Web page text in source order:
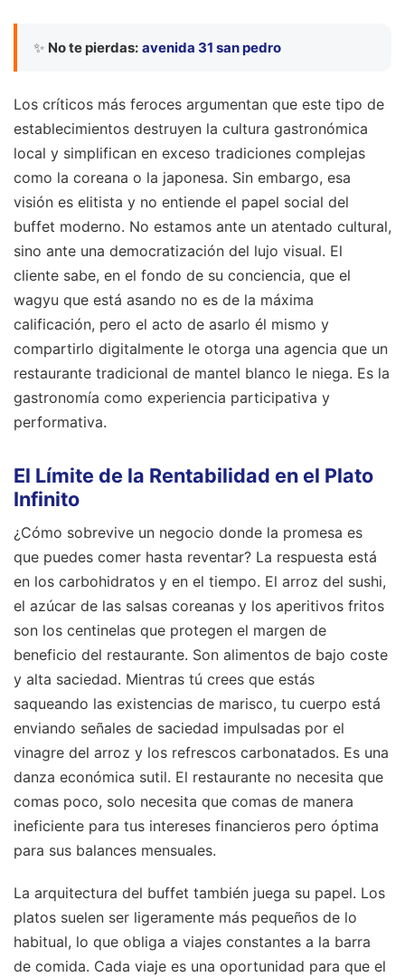
✨ No te pierdas: avenida 31 san pedro
Los críticos más feroces argumentan que este tipo de
establecimientos destruyen la cultura gastronómica
local y simplifican en exceso tradiciones complejas
como la coreana o la japonesa. Sin embargo, esa
visión es elitista y no entiende el papel social del
buffet moderno. No estamos ante un atentado cultural,
sino ante una democratización del lujo visual. El
cliente sabe, en el fondo de su conciencia, que el
wagyu que está asando no es de la máxima
calificación, pero el acto de asarlo él mismo y
compartirlo digitalmente le otorga una agencia que un
restaurante tradicional de mantel blanco le niega. Es la
gastronomía como experiencia participativa y
performativa.
El Límite de la Rentabilidad en el Plato
Infinito
¿Cómo sobrevive un negocio donde la promesa es
que puedes comer hasta reventar? La respuesta está
en los carbohidratos y en el tiempo. El arroz del sushi,
el azúcar de las salsas coreanas y los aperitivos fritos
son los centinelas que protegen el margen de
beneficio del restaurante. Son alimentos de bajo coste
y alta saciedad. Mientras tú crees que estás
saqueando las existencias de marisco, tu cuerpo está
enviando señales de saciedad impulsadas por el
vinagre del arroz y los refrescos carbonatados. Es una
danza económica sutil. El restaurante no necesita que
comas poco, solo necesita que comas de manera
ineficiente para tus intereses financieros pero óptima
para sus balances mensuales.
La arquitectura del buffet también juega su papel. Los
platos suelen ser ligeramente más pequeños de lo
habitual, lo que obliga a viajes constantes a la barra
de comida. Cada viaje es una oportunidad para que el